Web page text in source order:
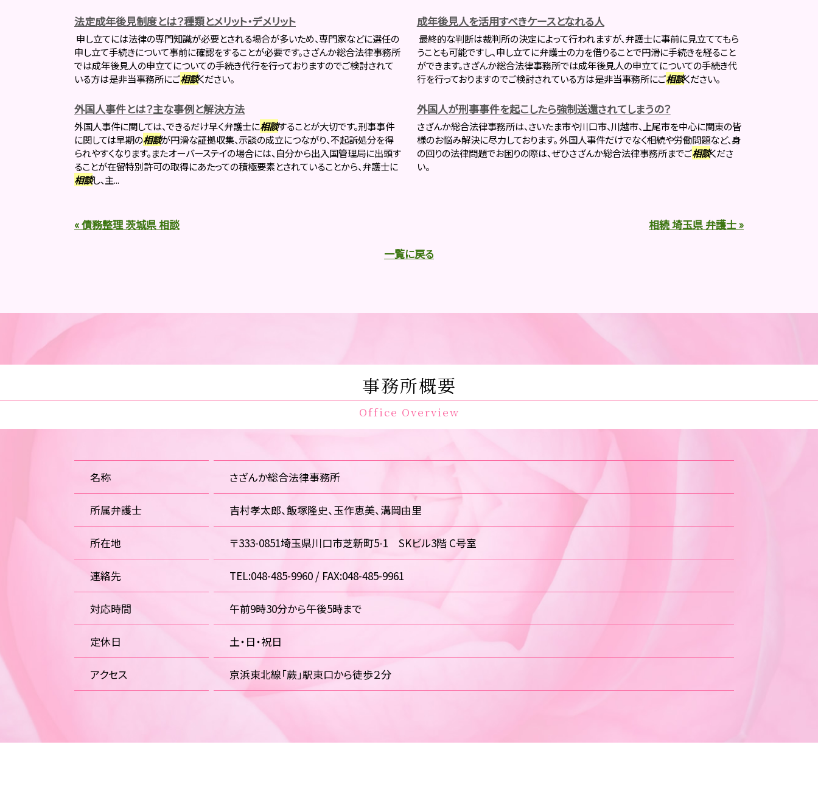
法定成年後見制度とは？種類とメリット・デメリット
申し立てには法律の専門知識が必要とされる場合が多いため、専門家などに選任の
申し立て手続きについて事前に確認をすることが必要です。さざんか総合法律事務所
では成年後見人の申立てについての手続き代行を行っておりますのでご検討されて
いる方は是非当事務所にご相談ください。
成年後見人を活用すべきケースとなれる人
最終的な判断は裁判所の決定によって行われますが、弁護士に事前に見立ててもら
うことも可能ですし、申し立てに弁護士の力を借りることで円滑に手続きを経ること
ができます。さざんか総合法律事務所では成年後見人の申立てについての手続き代
行を行っておりますのでご検討されている方は是非当事務所にご相談ください。
外国人事件とは？主な事例と解決方法
外国人事件に関しては、できるだけ早く弁護士に相談することが大切です。刑事事件
に関しては早期の相談が円滑な証拠収集、示談の成立につながり、不起訴処分を得
られやすくなります。またオーバーステイの場合には、自分から出入国管理局に出頭す
ることが在留特別許可の取得にあたっての積極要素とされていることから、弁護士に
相談し、主...
外国人が刑事事件を起こしたら強制送還されてしまうの？
さざんか総合法律事務所は、さいたま市や川口市、川越市、上尾市を中心に関東の皆
様のお悩み解決に尽力しております。 外国人事件だけでなく相続や労働問題など、身
の回りの法律問題でお困りの際は、ぜひさざんか総合法律事務所までご相談くださ
い。
« 債務整理 茨城県 相談
相続 埼玉県 弁護士 »
一覧に戻る
事務所概要
Office Overview
名称 さざんか総合法律事務所
所属弁護士 吉村孝太郎、飯塚隆史、玉作恵美、溝岡由里
所在地 〒333-0851埼玉県川口市芝新町5-1 SKビル3階 C号室
連絡先 TEL:048-485-9960 / FAX:048-485-9961
対応時間 午前9時30分から午後5時まで
定休日 土・日・祝日
アクセス 京浜東北線「蕨」駅東口から徒歩２分